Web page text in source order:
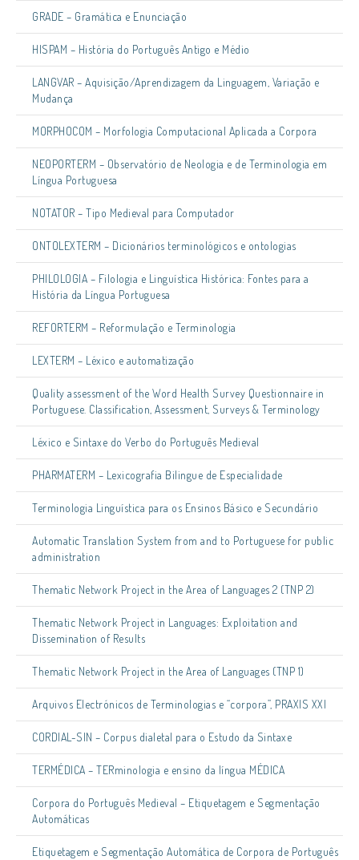
GRADE – Gramática e Enunciação
HISPAM – História do Português Antigo e Médio
LANGVAR – Aquisição/Aprendizagem da Linguagem, Variação e
Mudança
MORPHOCOM – Morfologia Computacional Aplicada a Corpora
NEOPORTERM – Observatório de Neologia e de Terminologia em
Língua Portuguesa
NOTATOR – Tipo Medieval para Computador
ONTOLEXTERM – Dicionários terminológicos e ontologias
PHILOLOGIA – Filologia e Linguística Histórica: Fontes para a
História da Língua Portuguesa
REFORTERM – Reformulação e Terminologia
LEXTERM – Léxico e automatização
Quality assessment of the Word Health Survey Questionnaire in
Portuguese. Classification, Assessment, Surveys & Terminology
Léxico e Sintaxe do Verbo do Português Medieval
PHARMATERM – Lexicografia Bilingue de Especialidade
Terminologia Linguística para os Ensinos Básico e Secundário
Automatic Translation System from and to Portuguese for public
administration
Thematic Network Project in the Area of Languages 2 (TNP 2)
Thematic Network Project in Languages: Exploitation and
Dissemination of Results
Thematic Network Project in the Area of Languages (TNP 1)
Arquivos Electrónicos de Terminologias e “corpora”, PRAXIS XXI
CORDIAL-SIN – Corpus dialetal para o Estudo da Sintaxe
TERMÉDICA – TERminologia e ensino da língua MÉDICA
Corpora do Português Medieval – Etiquetagem e Segmentação
Automáticas
Etiquetagem e Segmentação Automática de Corpora de Português